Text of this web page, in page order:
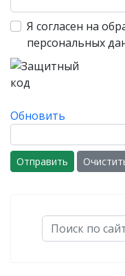
Я согласен на
персональных
Обновить
Отправить
Поиск